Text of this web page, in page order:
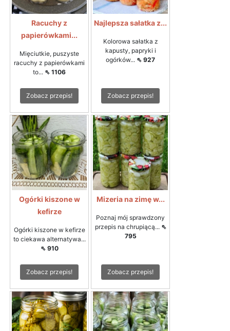
Racuchy z
papierówkami...
Mięciutkie, puszyste
racuchy z papierówkami
to... ⇖ 1106
Zobacz przepis!
Najlepsza sałatka z...
Kolorowa sałatka z
kapusty, papryki i
ogórków... ⇖ 927
Zobacz przepis!
Ogórki kiszone w
kefirze
Ogórki kiszone w kefirze
to ciekawa alternatywa...
⇖ 910
Zobacz przepis!
Mizeria na zimę w...
Poznaj mój sprawdzony
przepis na chrupiącą... ⇖
795
Zobacz przepis!